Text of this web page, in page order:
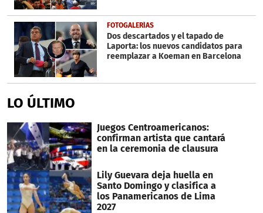
FOTOGALERÍAS
Dos descartados y el tapado de
Laporta: los nuevos candidatos para
reemplazar a Koeman en Barcelona
LO ÚLTIMO
Juegos Centroamericanos:
confirman artista que cantará
en la ceremonia de clausura
Lily Guevara deja huella en
Santo Domingo y clasifica a
los Panamericanos de Lima
2027